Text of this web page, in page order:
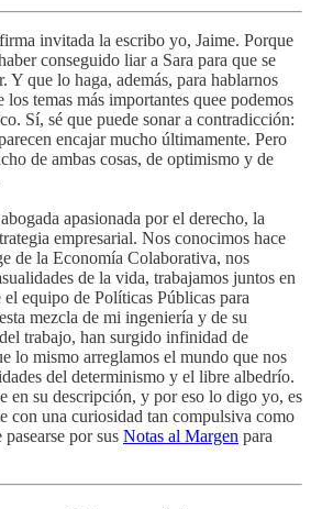
invitada la escribo yo, Jaime. Porque
conseguido liar a Sara para que se
Y que lo haga, además, para hablarnos
los temas más importantes quee podemos
Sí, sé que puede sonar a contradicción:
encajar mucho últimamente. Pero
de ambas cosas, de optimismo y de
apasionada por el derecho, la
empresarial. Nos conocimos hace
de la Economía Colaborativa, nos
de la vida, trabajamos juntos en
equipo de Políticas Públicas para
mezcla de mi ingeniería y de su
trabajo, han surgido infinidad de
lo mismo arreglamos el mundo que nos
del determinismo y el libre albedrío.
en su descripción, y por eso lo digo yo, es
con una curiosidad tan compulsiva como
por sus Notas al Margen para